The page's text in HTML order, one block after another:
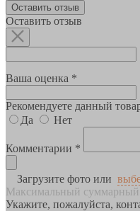
Оставить отзыв
Оставить отзыв
Ваша оценка *
Рекомендуете данный
Да
Нет
Комментарии *
Загрузите фото или
Максимальный суммарный
Укажите, пожалуйста,